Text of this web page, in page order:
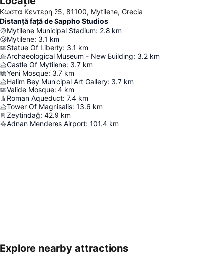
Κωστα Κεντερη 25, 81100, Mytilene, Grecia
Distanță față de Sappho Studios
Mytilene Municipal Stadium: 2.8 km
Mytilene: 3.1 km
Statue Of Liberty: 3.1 km
Archaeological Museum - New Building: 3.2 km
Castle Of Mytilene: 3.7 km
Yeni Mosque: 3.7 km
Halim Bey Municipal Art Gallery: 3.7 km
Valide Mosque: 4 km
Roman Aqueduct: 7.4 km
Tower Of Magnisalis: 13.6 km
Zeytindağ: 42.9 km
Adnan Menderes Airport: 101.4 km
Explore nearby attractions